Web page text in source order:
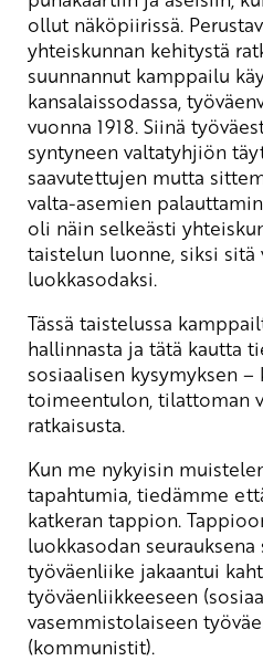
ollut näköpiirissä.
yhteiskunnan kehitystä
suunnannut kamppailu
kansalaissodassa,
vuonna 1918. Siinä
syntyneen valtatyhjiön
saavutettujen mutta
valta-asemien
oli näin selkeästi
taistelun luonne, siksi
luokkasodaksi.
Tässä taistelussa
hallinnasta ja tätä kautta
sosiaalisen kysymyksen –
toimeentulon, tilattoman
ratkaisusta.
Kun me nykyisin
tapahtumia, tiedämme
katkeran tappion.
luokkasodan
työväenliike jakaantui
työväenliikkeeseen
vasemmistolaiseen
(kommunistit).